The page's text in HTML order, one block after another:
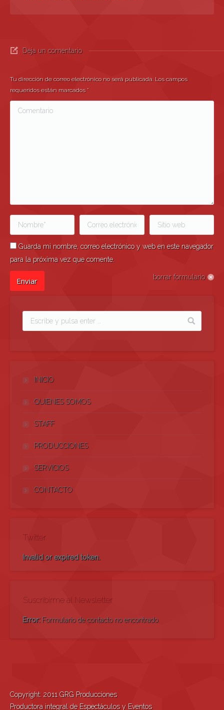
Deja un comentario
Tu dirección de correo electrónico no será publicada. Los campos
requeridos están marcados *
Comentario
Nombre * Correo electrónico * Sitio web
Guarda mi nombre, correo electrónico y web en este navegador
para la próxima vez que comente.
borrar formulario
Enviar
INICIO
QUIENES SOMOS
STAFF
PRODUCCIONES
SERVICIOS
CONTACTO
Twitter
Invalid or expired token.
Suscribirme al Newsletter
Error:Formulario de contacto no encontrado.
Copyright: 2011 GRG Producciones
Productora integral de Espectáculos y Eventos